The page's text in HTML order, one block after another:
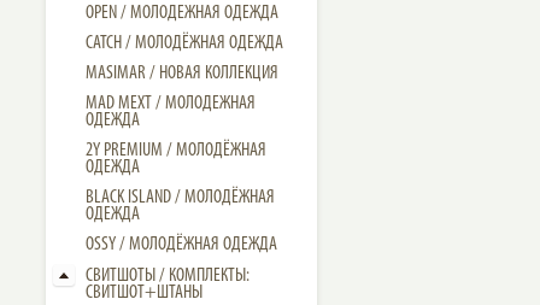
OPEN / МОЛОДЕЖНАЯ ОДЕЖДА
CATCH / МОЛОДЁЖНАЯ ОДЕЖДА
MASIMAR / НОВАЯ КОЛЛЕКЦИЯ
MAD MEXT / МОЛОДЕЖНАЯ
ОДЕЖДА
2Y PREMIUM / МОЛОДЁЖНАЯ
ОДЕЖДА
BLACK ISLAND / МОЛОДЁЖНАЯ
ОДЕЖДА
OSSY / МОЛОДЁЖНАЯ ОДЕЖДА
СВИТШОТЫ / КОМПЛЕКТЫ:
СВИТШОТ+ШТАНЫ